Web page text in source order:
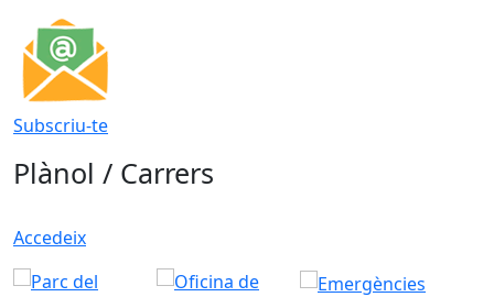
Subscriu-te
Plànol / Carrers
Accedeix